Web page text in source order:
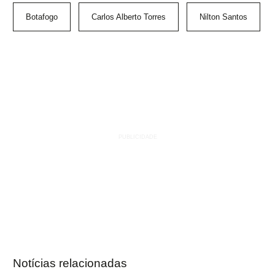
Botafogo Carlos Alberto Torres Nilton Santos
Notícias relacionadas